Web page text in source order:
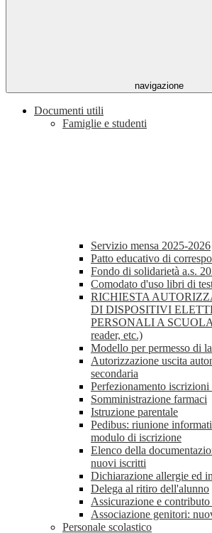
navigazione
Documenti utili
Famiglie e studenti
Servizio mensa 2025-2026
Patto educativo di
Fondo di solidarietà a.s.
Comodato d'uso libri di
RICHIESTA
DI DISPOSITIVI
PERSONALI A
reader, etc.)
Modello per permesso di
Autorizzazione uscita
secondaria
Perfezionamento
Somministrazione farmaci
Istruzione parentale
Pedibus: riunione
modulo di iscrizione
Elenco della
nuovi iscritti
Dichiarazione allergie ed
Delega al ritiro dell'alunno
Assicurazione e
Associazione genitori:
Personale scolastico